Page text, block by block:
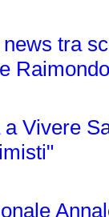
tra
Vivere